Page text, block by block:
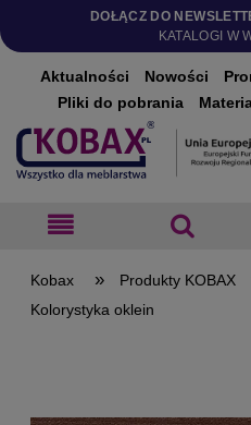
DOŁĄCZ DO
KATALOGI W
Aktualności Nowości
Pliki do pobrania
» Produkty KOBAX
Kolorystyka oklein